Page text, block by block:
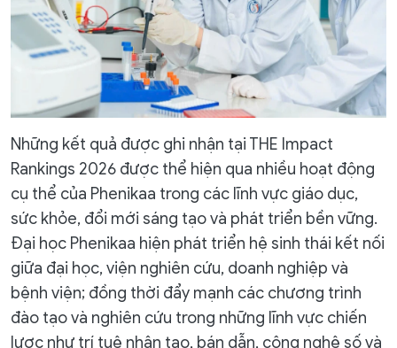
Những kết quả được ghi nhận tại THE Impact
Rankings 2026 được thể hiện qua nhiều hoạt động
cụ thể của Phenikaa trong các lĩnh vực giáo dục,
sức khỏe, đổi mới sáng tạo và phát triển bền vững.
Đại học Phenikaa hiện phát triển hệ sinh thái kết nối
giữa đại học, viện nghiên cứu, doanh nghiệp và
bệnh viện; đồng thời đẩy mạnh các chương trình
đào tạo và nghiên cứu trong những lĩnh vực chiến
lược như trí tuệ nhân tạo, bán dẫn, công nghệ số và